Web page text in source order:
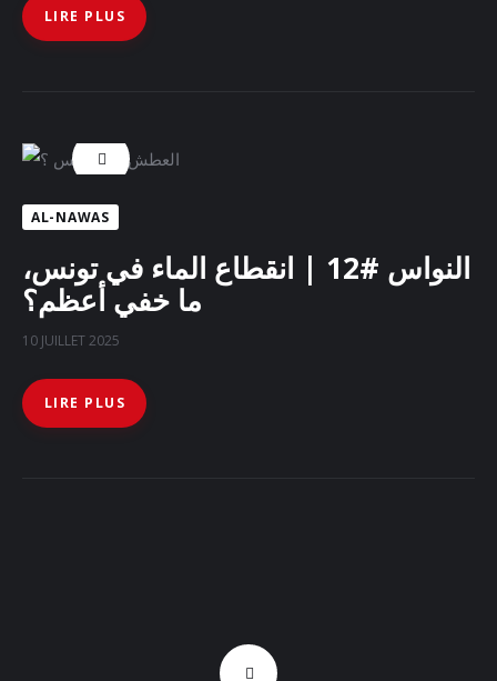
LIRE PLUS
AL-NAWAS
النواس #12 | انقطاع الماء في تونس،
ما خفي أعظم؟
10 JUILLET 2025
LIRE PLUS